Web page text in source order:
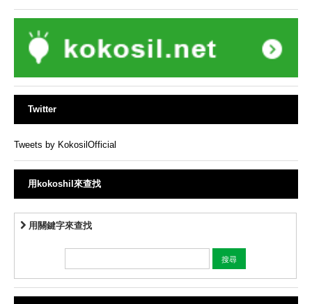
Twitter
Tweets by KokosilOfficial
用kokoshil來查找
用關鍵字來查找